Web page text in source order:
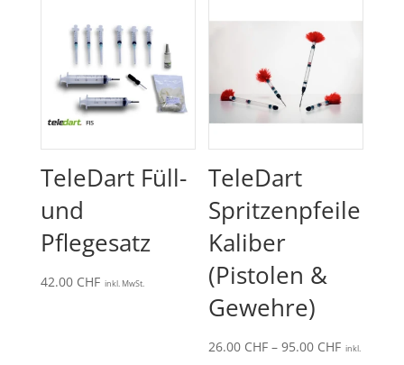
TeleDart Füll-
und
Pflegesatz
42.00 CHF inkl. MwSt.
TeleDart
Spritzenpfeile
Kaliber
(Pistolen &
Gewehre)
26.00 CHF –95.00 CHF inkl.